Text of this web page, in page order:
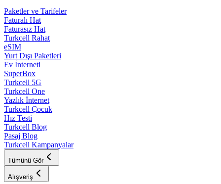
Paketler ve Tarifeler
Faturalı Hat
Faturasız Hat
Turkcell Rahat
eSIM
Yurt Dışı Paketleri
Ev İnterneti
SuperBox
Turkcell 5G
Turkcell One
Yazlık İnternet
Turkcell Çocuk
Hız Testi
Turkcell Blog
Pasaj Blog
Turkcell Kampanyalar
Tümünü Gör
Alışveriş